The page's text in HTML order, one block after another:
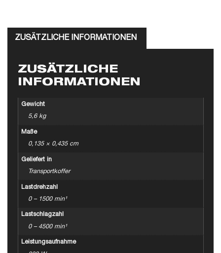
ZUSÄTZLICHE INFORMATIONEN
ZUSÄTZLICHE
INFORMATIONEN
Gewicht
5,6 kg
Maße
0,135 × 0,435 cm
Geliefert in
Transportkoffer
Lastdrehzahl
0 – 1500 min¹
Lastschlagzahl
0 – 4500 min¹
Leistungsaufnahme